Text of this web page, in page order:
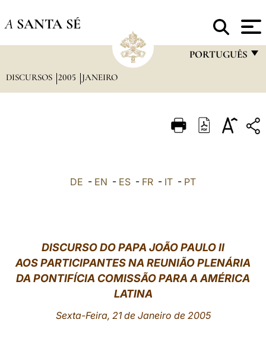
A SANTA SÉ
PORTUGUÊS
ITALIANO
中文
LATINE
DISCURSOS 2005 JANEIRO
DE - EN - ES - FR - IT - PT
DISCURSO DO PAPA JOÃO PAULO II
AOS PARTICIPANTES NA REUNIÃO PLENÁRIA
DA PONTIFÍCIA COMISSÃO PARA A AMÉRICA
LATINA
Sexta-Feira, 21 de Janeiro de 2005